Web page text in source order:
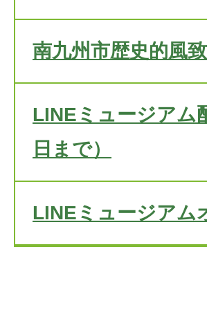
南九州市歴史的風
LINEミュージアム
日まで）
LINEミュージアム